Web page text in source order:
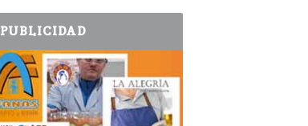
PUBLICIDAD